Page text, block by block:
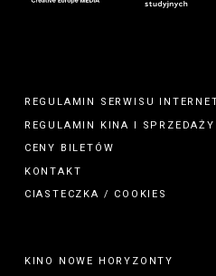
REGULAMIN SERWISU
REGULAMIN KINA I
SPRZEDAŻY
CENY BILETÓW
KONTAKT
CIASTECZKA / COOKIES
KINO NOWE HORYZONTY